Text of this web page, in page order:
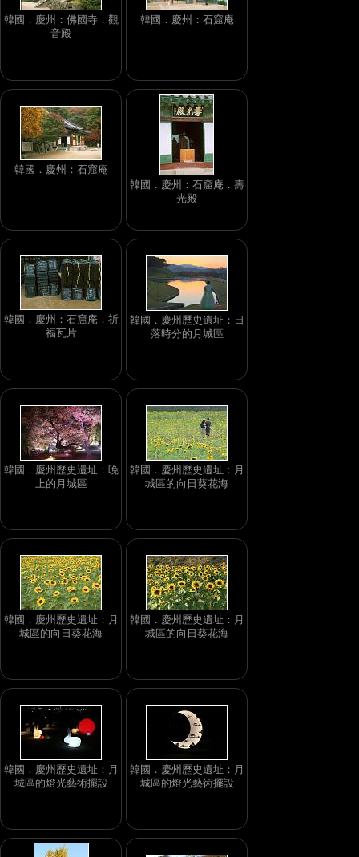
韓國．慶州：佛國寺．觀
音殿
韓國．慶州：石窟庵
韓國．慶州：石窟庵
韓國．慶州：石窟庵．壽
光殿
韓國．慶州：石窟庵．祈
福瓦片
韓國．慶州歷史遺址：日
落時分的月城區
韓國．慶州歷史遺址：晚
上的月城區
韓國．慶州歷史遺址：月
城區的向日葵花海
韓國．慶州歷史遺址：月
城區的向日葵花海
韓國．慶州歷史遺址：月
城區的向日葵花海
韓國．慶州歷史遺址：月
城區的燈光藝術擺設
韓國．慶州歷史遺址：月
城區的燈光藝術擺設